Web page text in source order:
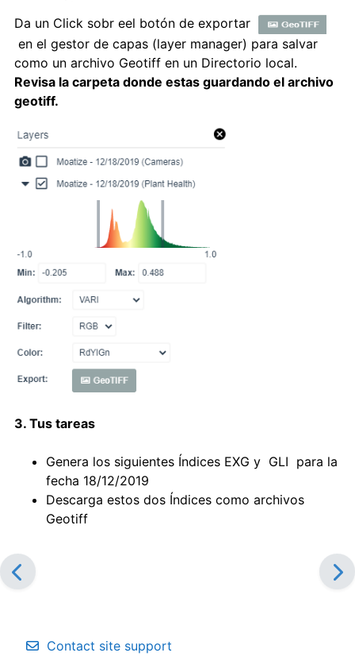
Da un Click sobr eel botón de exportar
en el gestor de capas (layer manager) para salvar
como un archivo Geotiff en un Directorio local.
Revisa la carpeta donde estas guardando el archivo
geotiff.
3. Tus tareas
Genera los siguientes Índices EXG y GLI para la
fecha 18/12/2019
Descarga estos dos Índices como archivos
Geotiff
Contact site support